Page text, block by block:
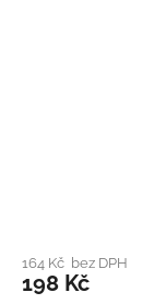
164 Kč bez DPH
198 Kč